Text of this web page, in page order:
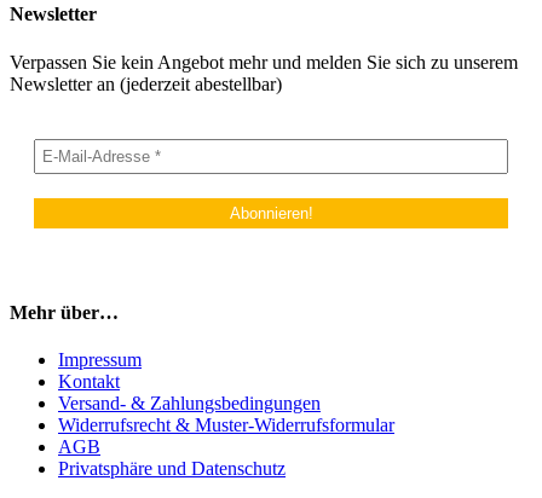
Newsletter
Verpassen Sie kein Angebot mehr und melden Sie sich zu unserem
Newsletter an (jederzeit abestellbar)
Mehr über…
Impressum
Kontakt
Versand- & Zahlungsbedingungen
Widerrufsrecht & Muster-Widerrufsformular
AGB
Privatsphäre und Datenschutz